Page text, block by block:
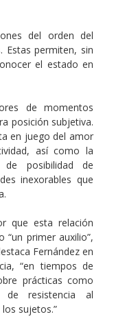
del orden del
Estas permiten, sin
el estado en
de momentos
posición subjetiva.
en juego del amor
así como la
posibilidad de
inexorables que
que esta relación
primer auxilio”,
Fernández en
“en tiempos de
prácticas como
resistencia al
sujetos.”